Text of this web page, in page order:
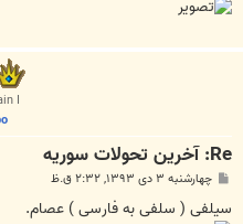
I
Re: آخرين تحولات سوريه
پ
ت
چهارشنبه ۳ دی ۱۳۹۳, ۲:۳۲ ق.ظ
ﺳﯿﻠﻔﯽ ‏( ﺳﻠﻔﯽ ﺑﻪ ﻓﺎﺭﺳﯽ ‏) ﻋﺼﺎﻡ.